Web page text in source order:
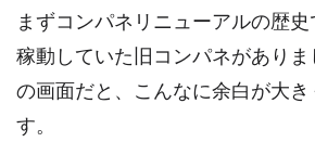
まずコンパネリニューアルの歴
稼動していた旧コンパネがあり
の画面だと、こんなに余白が大き
す。